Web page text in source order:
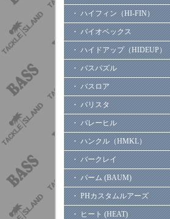
・ ハイフィン（HI-FIN）
・ バイオベックス
・ ハイドアップ（HIDEUP）
・ バスパズル
・ バスロア
・ バリスタ
・ バレーヒル
・ ハンクル（HMKL）
・ バークレイ
・ バーム (BAUM)
・ PHカスタムルアーズ
・ ヒート (HEAT)